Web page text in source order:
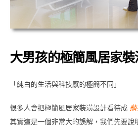
大男孩的極簡風居家
「純白的生活與科技感的極簡不同」
很多人會把極簡風居家裝潢設計看待成
其實這是一個非常大的誤解，我們先要說